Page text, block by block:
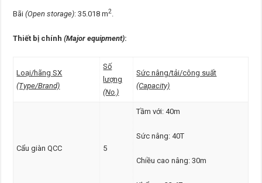
Bãi(Open storage): 35.018 m2.
Thiết bị chính(Major equipment):
Loại/hãng SX
(Type/Brand)
Số
lượng
(No.)
Sức nâng/tải/công suất
(Capacity)
Cẩu giàn QCC 5
Tầm với: 40m
Sức nâng: 40T
Chiều cao nâng: 30m